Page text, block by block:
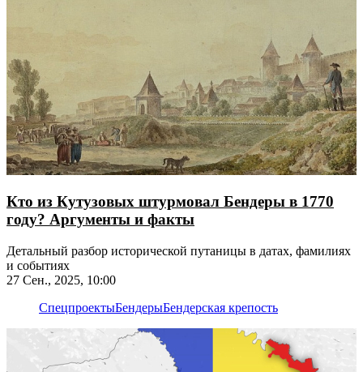
Кто из Кутузовых штурмовал Бендеры в 1770
году? Аргументы и факты
Детальный разбор исторической путаницы в датах, фамилиях
и событиях
27 Сен., 2025, 10:00
СпецпроектыБендерыБендерская крепость